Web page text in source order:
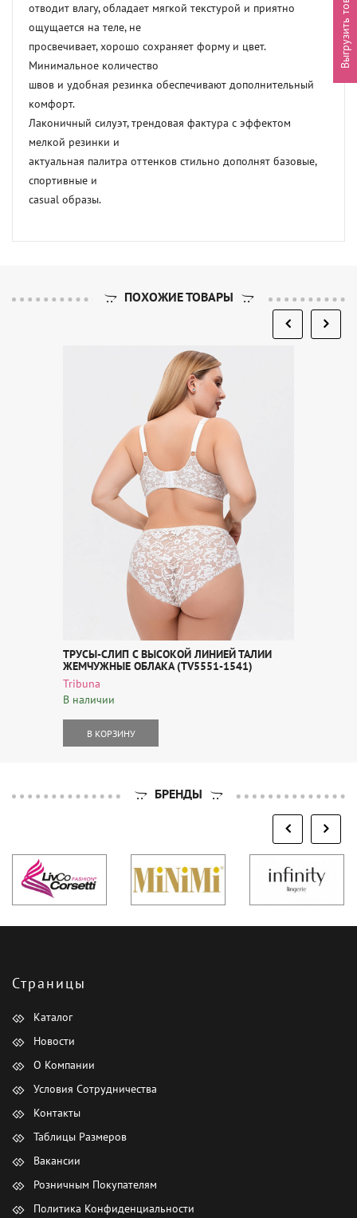
отводит влагу, обладает мягкой текстурой и приятно
ощущается на теле, не
просвечивает, хорошо сохраняет форму и цвет.
Минимальное количество
швов и удобная резинка обеспечивают дополнительный
комфорт.
Лаконичный силуэт, трендовая фактура с эффектом
мелкой резинки и
актуальная палитра оттенков стильно дополнят базовые,
спортивные и
casual образы.
ПОХОЖИЕ ТОВАРЫ
ТРУСЫ-СЛИП С ВЫСОКОЙ ЛИНИЕЙ ТАЛИИ
ЖЕМЧУЖНЫЕ ОБЛАКА (TV5551-1541)
Tribuna
В наличии
В КОРЗИНУ
БРЕНДЫ
Страницы
Каталог
Новости
О Компании
Условия Сотрудничества
Контакты
Таблицы Размеров
Вакансии
Розничным Покупателям
Политика Конфиденциальности
Выгрузить товары